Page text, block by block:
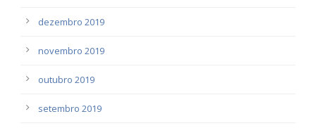
dezembro 2019
novembro 2019
outubro 2019
setembro 2019